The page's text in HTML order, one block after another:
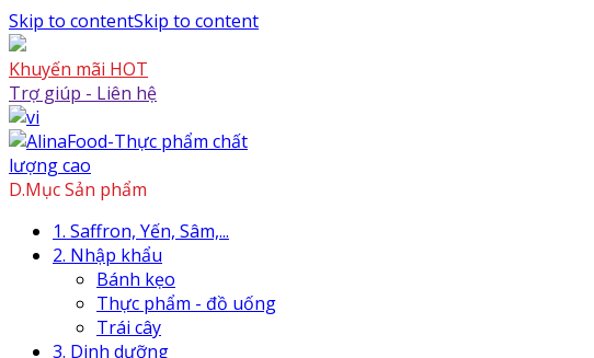
Skip to contentSkip to content
Khuyến mãi HOT
Trợ giúp - Liên hệ
D.Mục Sản phẩm
1. Saffron, Yến, Sâm,...
2. Nhập khẩu
Bánh kẹo
Thực phẩm - đồ uống
Trái cây
3. Dinh dưỡng